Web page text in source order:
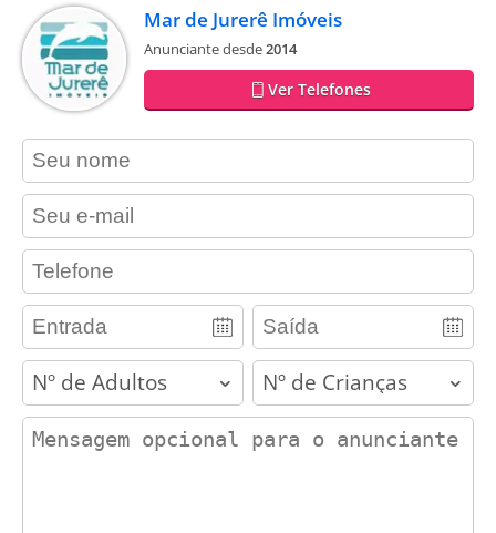
Mar de Jurerê Imóveis
Anunciante desde2014
Ver Telefones
contact_name
contact_email
contact_phone
adults children
contact_message